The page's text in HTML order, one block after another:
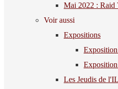
Mai 2022 : Raid
Voir aussi
Expositions
Les Jeudis de